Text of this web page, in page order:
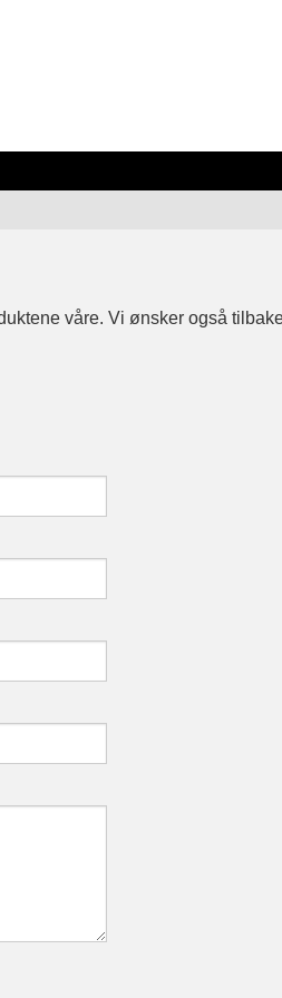
våre. Vi ønsker også